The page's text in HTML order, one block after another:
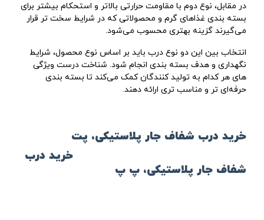
در مقابل، نوع دوم با مقاومت حرارتی بالاتر و استحکام بیشتر برای
بسته‌ بندی غذاهای گرم و محصولاتی که در شرایط سخت‌ تر قرار
می‌گیرند گزینه بهتری محسوب می‌شود.
انتخاب بین این دو نوع درب باید بر اساس نوع محصول، شرایط
نگهداری و هدف بسته‌ بندی انجام شود. شناخت درست ویژگی‌
های هر کدام به تولید کنندگان کمک می‌کند تا بسته‌ بندی
حرفه‌ای‌ تر و مناسب ‌تری ارائه دهند.
خرید درب شفاف جار پلاستیکی، پت
خرید درب
شفاف جار پلاستیکی، پ پ